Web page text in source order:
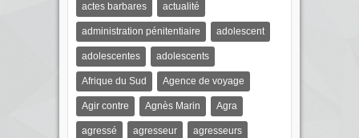
actes barbares actualité
administration pénitentiaire adolescent
adolescentes adolescents
Afrique du Sud Agence de voyage
Agir contre Agnès Marin Agra
agressé agresseur agresseurs